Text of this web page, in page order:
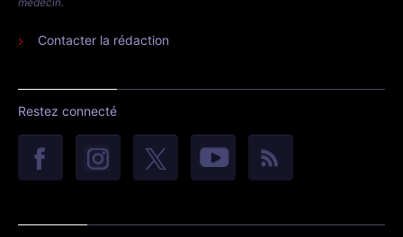
Contacter la rédaction
Restez connecté